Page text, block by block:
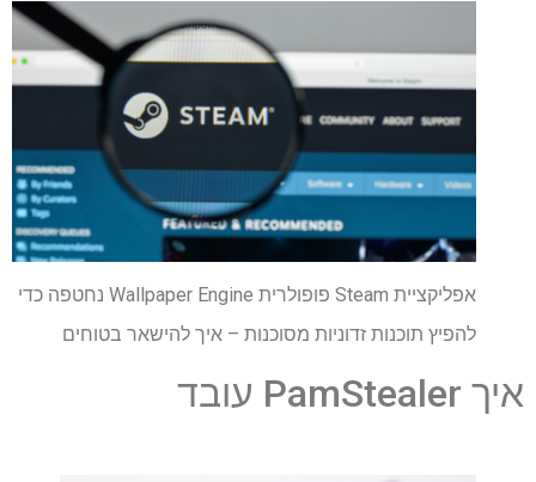
אפליקציית Steam פופולרית Wallpaper Engine נחטפה כדי
להפיץ תוכנות זדוניות מסוכנות – איך להישאר בטוחים
איך PamStealer עובד